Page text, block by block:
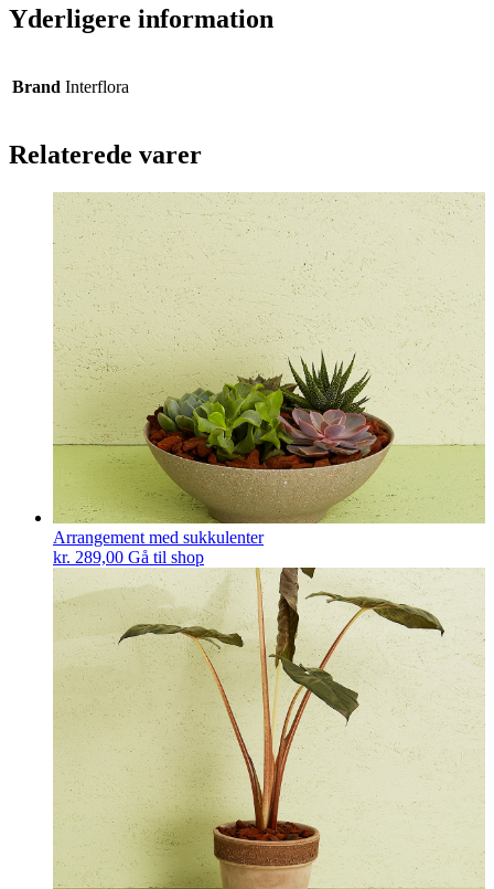
Yderligere information
Brand Interflora
Relaterede varer
Arrangement med sukkulenter
kr. 289,00 Gå til shop